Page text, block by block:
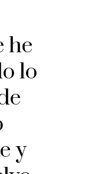
he
lo
y